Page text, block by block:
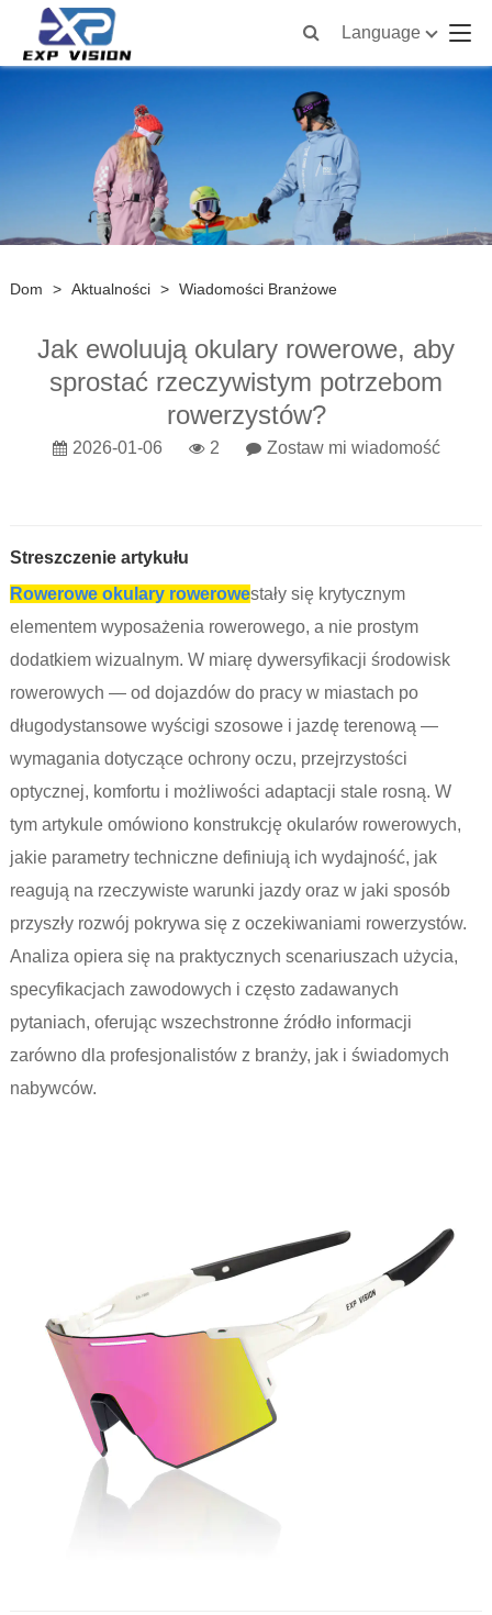
Language
Dom > Aktualności > Wiadomości Branżowe
Jak ewoluują okulary rowerowe, aby
sprostać rzeczywistym potrzebom
rowerzystów?
2026-01-06 2 Zostaw mi wiadomość
Streszczenie artykułu
Rowerowe okulary rowerowestały się krytycznym
elementem wyposażenia rowerowego, a nie prostym
dodatkiem wizualnym. W miarę dywersyfikacji środowisk
rowerowych — od dojazdów do pracy w miastach po
długodystansowe wyścigi szosowe i jazdę terenową —
wymagania dotyczące ochrony oczu, przejrzystości
optycznej, komfortu i możliwości adaptacji stale rosną. W
tym artykule omówiono konstrukcję okularów rowerowych,
jakie parametry techniczne definiują ich wydajność, jak
reagują na rzeczywiste warunki jazdy oraz w jaki sposób
przyszły rozwój pokrywa się z oczekiwaniami rowerzystów.
Analiza opiera się na praktycznych scenariuszach użycia,
specyfikacjach zawodowych i często zadawanych
pytaniach, oferując wszechstronne źródło informacji
zarówno dla profesjonalistów z branży, jak i świadomych
nabywców.